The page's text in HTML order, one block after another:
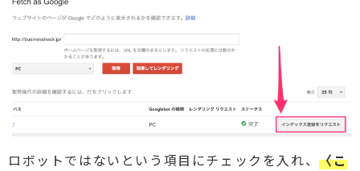
ロボットではないという項目にチェックを入れ、〈こ